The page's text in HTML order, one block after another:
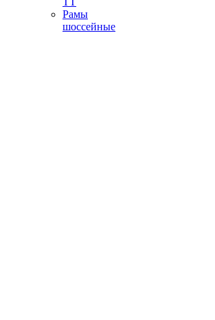
Рамы
шоссейные